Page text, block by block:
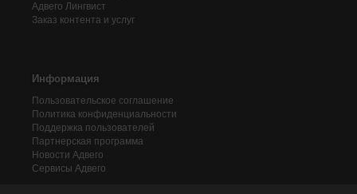
Адвего Лингвист
Заказ контента и услуг
Информация
Пользовательское соглашение
Политика конфиденциальности
Поддержка пользователей
Партнерская программа
Новости Адвего
Сервисы Адвего